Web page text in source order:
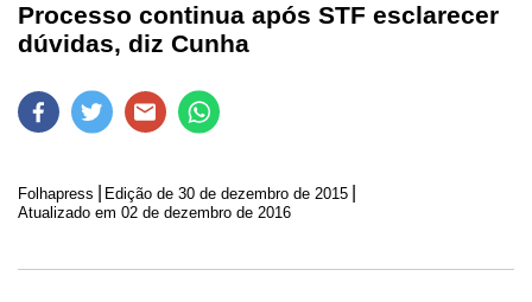
Processo continua após STF esclarecer
dúvidas, diz Cunha
Folhapress Edição de 30 de dezembro de 2015
Atualizado em 02 de dezembro de 2016